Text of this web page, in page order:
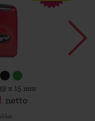
x 15 mm
netto